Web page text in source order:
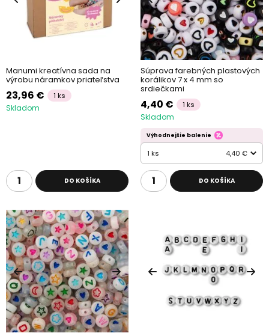
Manumi kreatívna sada na
výrobu náramkov priateľstva
23,96 € 1 ks
Skladom
DO KOŠÍKA
Súprava farebných plastových
korálikov 7 x 4 mm so
srdiečkami
4,40 € 1 ks
Skladom
Výhodnejšie balenie
1 ks 4,40 €
DO KOŠÍKA